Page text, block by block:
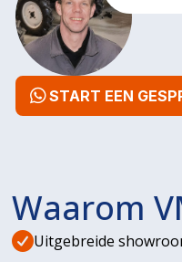
START EEN
Waarom
Uitgebreide